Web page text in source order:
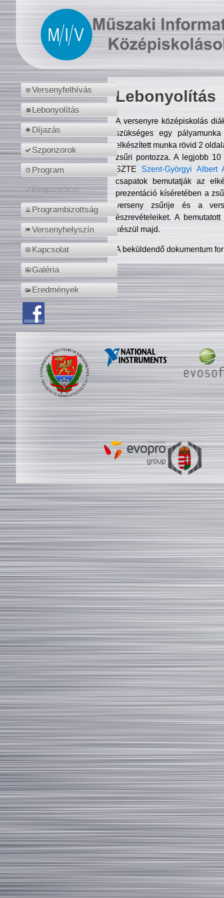
Versenyfelhívás
Lebonyolítás
Díjazás
Szponzorok
Program
Regisztráció
Programbizottság
Versenyhelyszín
Kapcsolat
Galéria
Eredmények
Lebonyolítás
A versenyre középiskolás
szükséges egy
elkészített munka rövid 2
zsűri pontozza. A legjobb
SZTE Szent-Györgyi Albert
csapatok bemutatják az
prezentáció kíséretében a
verseny zsűrije és a
észrevételeiket. A
készül majd.
A beküldendő dokumentum